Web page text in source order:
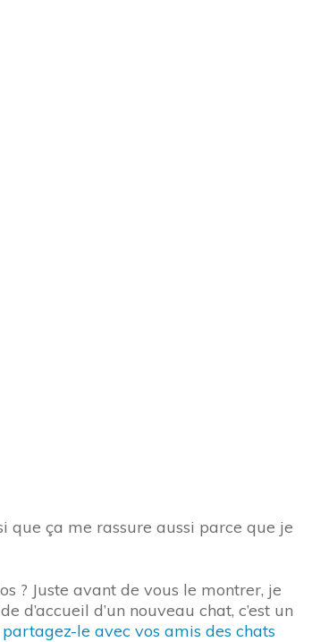
que ça me rassure aussi parce que je
? Juste avant de vous le montrer, je
d’un nouveau chat, c’est un
le avec vos amis des chats